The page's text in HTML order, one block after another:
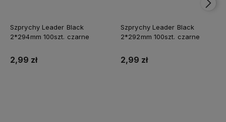
Szprychy Leader Black
2*294mm 100szt. czarne
2,99 zł
Szprychy Leader Black
2*292mm 100szt. czarne
2,99 zł